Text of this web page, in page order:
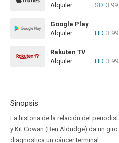
Alquiler: SD
Google Play
Alquiler:
HD
Rakuten TV
Alquiler:
HD
Sinopsis
La historia de la relación del
y Kit Cowan (Ben Aldridge) da un
diagnostica un cáncer terminal.